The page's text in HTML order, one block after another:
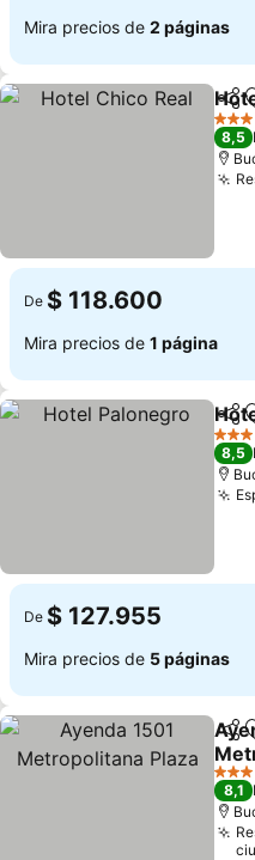
Mira precios de 2 páginas
3
8,5
De $ 118.600
Mira precios de 1 página
3
8,5
De $ 127.955
Mira precios de 5 páginas
Ver
3
8,1